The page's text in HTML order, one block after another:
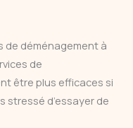
de déménagement à
de
être plus efficaces si
stressé d’essayer de